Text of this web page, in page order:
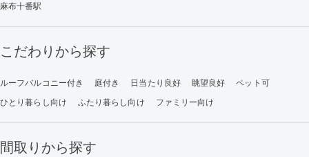
麻布十番駅
こだわりから探す
ルーフバルコニー付き 庭付き 日当たり良好 眺望良好
ペット可
ひとり暮らし向け
ふたり暮らし向け ファミリー向け
間取りから探す